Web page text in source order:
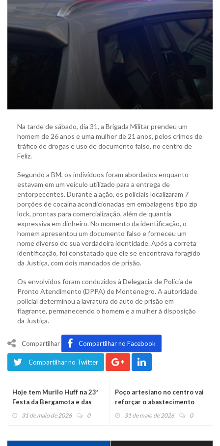
Na tarde de sábado, dia 31, a Brigada Militar prendeu um
homem de 26 anos e uma mulher de 21 anos, pelos crimes de
tráfico de drogas e uso de documento falso, no centro de
Feliz.
Segundo a BM, os indivíduos foram abordados enquanto
estavam em um veículo utilizado para a entrega de
entorpecentes. Durante a ação, os policiais localizaram 7
porções de cocaína acondicionadas em embalagens tipo zip
lock, prontas para comercialização, além de quantia
expressiva em dinheiro. No momento da identificação, o
homem apresentou um documento falso e forneceu um
nome diverso de sua verdadeira identidade. Após a correta
identificação, foi constatado que ele se encontrava foragido
da Justiça, com dois mandados de prisão.
Os envolvidos foram conduzidos à Delegacia de Polícia de
Pronto Atendimento (DPPA) de Montenegro. A autoridade
policial determinou a lavratura do auto de prisão em
flagrante, permanecendo o homem e a mulher à disposição
da Justiça.
Compartilhar Compartilhar no Facebook
Compartilhar no Twitter
Hoje tem Murilo Huff na 23ª
Festa da Bergamota e das
Flores31 de maio de 2026 0
Poço artesiano no centro vai
reforçar o abastecimento
31 de maio de 2026 0